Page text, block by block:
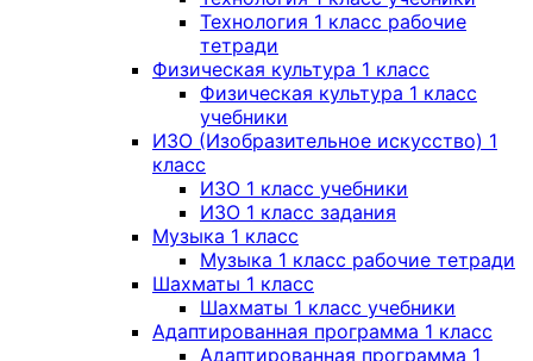
Технология 1 класс рабочие
тетради
Физическая культура 1 класс
Физическая культура 1 класс
учебники
ИЗО (Изобразительное искусство) 1
класс
ИЗО 1 класс учебники
ИЗО 1 класс задания
Музыка 1 класс
Музыка 1 класс рабочие тетради
Шахматы 1 класс
Шахматы 1 класс учебники
Адаптированная программа 1 класс
Адаптированная программа 1